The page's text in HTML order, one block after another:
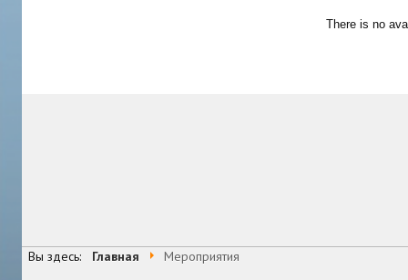
There is no
Вы здесь: Главная Мероприятия